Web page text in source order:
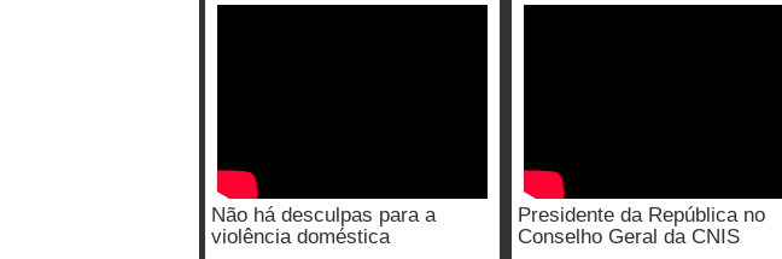
Não há desculpas para a
violência doméstica
Presidente da República no
Conselho Geral da CNIS